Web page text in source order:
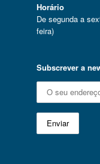
Horário
De segunda a
feira)
Subscrever a